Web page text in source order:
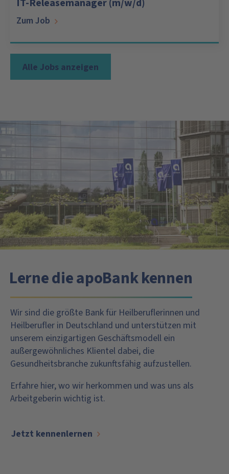
IT-Releasemanager (m/w/d)
Zum Job
Alle Jobs anzeigen
Lerne die apoBank kennen
Wir sind die größte Bank für Heilberuflerinnen und
Heilberufler in Deutschland und unterstützen mit
unserem einzigartigen Geschäftsmodell ein
außergewöhnliches Klientel dabei, die
Gesundheitsbranche zukunftsfähig aufzustellen.
Erfahre hier, wo wir herkommen und was uns als
Arbeitgeberin wichtig ist.
Jetzt kennenlernen